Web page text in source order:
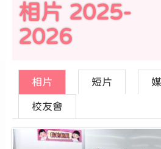
相片 2025-
2026
相片 短片
校友會